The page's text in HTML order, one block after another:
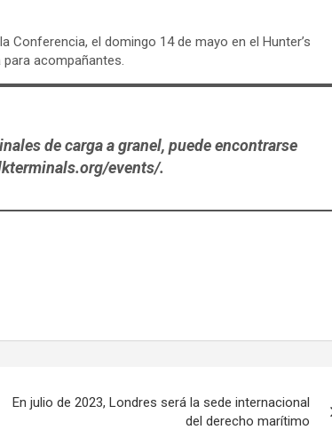
Conferencia, el domingo 14 de mayo en el Hunter’s
acompañantes.
de carga a granel, puede encontrarse
events/.
En julio de 2023, Londres será la sede internacional
del derecho marítimo